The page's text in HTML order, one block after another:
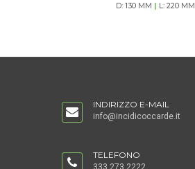
D: 130 MM | L: 220 MM
INDIRIZZO E-MAIL
info@incidicoccarde.it
TELEFONO
333 273 2222